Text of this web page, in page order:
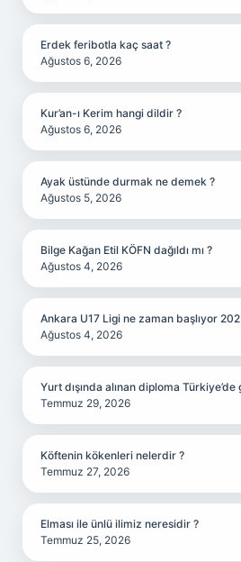
Erdek feribotla kaç saat ?
Ağustos 6, 2026
Kur’an-ı Kerim hangi dildir ?
Ağustos 6, 2026
Ayak üstünde durmak ne demek ?
Ağustos 5, 2026
Bilge Kağan Etil KÖFN dağıldı mı ?
Ağustos 4, 2026
Ankara U17 Ligi ne zaman başlıyor
Ağustos 4, 2026
Yurt dışında alınan diploma
Temmuz 29, 2026
Köftenin kökenleri nelerdir ?
Temmuz 27, 2026
Elması ile ünlü ilimiz neresidir ?
Temmuz 25, 2026